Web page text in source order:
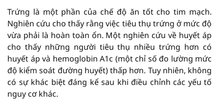
Trứng là một phần của chế độ ăn tốt cho tim mạch.
Nghiên cứu cho thấy rằng việc tiêu thụ trứng ở mức độ
vừa phải là hoàn toàn ổn. Một nghiên cứu về huyết áp
cho thấy những người tiêu thụ nhiều trứng hơn có
huyết áp và hemoglobin A1c (một chỉ số đo lường mức
độ kiểm soát đường huyết) thấp hơn. Tuy nhiên, không
có sự khác biệt đáng kể sau khi điều chỉnh các yếu tố
nguy cơ khác.